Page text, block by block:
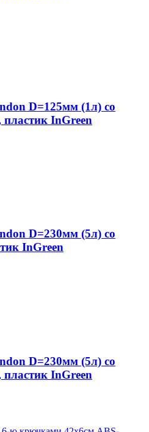
D=125мм (1л) со
InGreen
D=230мм (5л) со
InGreen
D=230мм (5л) со
InGreen